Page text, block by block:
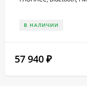
В НАЛИЧИИ
57 940 ₽